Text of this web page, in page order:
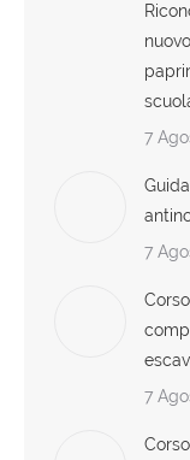
7
7
7